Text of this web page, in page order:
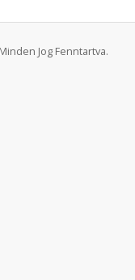
Jog Fenntartva.